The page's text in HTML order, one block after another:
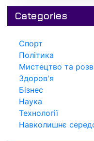
Categories
Спорт
Політика
Мистецтво та
Здоров'я
Бізнес
Наука
Технології
Навколишнє